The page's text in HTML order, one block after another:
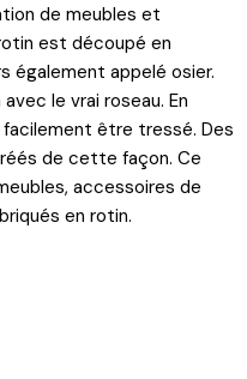
de meubles et
est découpé en
également appelé osier.
le vrai roseau. En
être tressé. Des
de cette façon. Ce
accessoires de
en rotin.